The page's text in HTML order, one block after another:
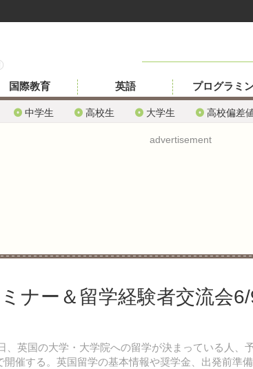
中学生 高校生 大学生 高校偏差
国際教育 英語 プログラミ
advertisement
ナー＆留学経験者交流会
英国の大学・大学院への留学が決まっている人、
催する。英国留学の基本情報や奨学金、出発前準